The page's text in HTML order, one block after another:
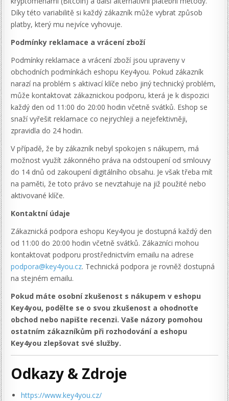
Díky této variabilitě si každý zákazník může vybrat způsob
platby, který mu nejvíce vyhovuje.
Podmínky reklamace a vrácení zboží
Podmínky reklamace a vrácení zboží jsou upraveny v
obchodních podmínkách eshopu Key4you. Pokud zákazník
narazí na problém s aktivací klíče nebo jiný technický problém,
může kontaktovat zákaznickou podporu, která je k dispozici
každý den od 11:00 do 20:00 hodin včetně svátků. Eshop se
snaží vyřešit reklamace co nejrychleji a nejefektivněji,
zpravidla do 24 hodin.
V případě, že by zákazník nebyl spokojen s nákupem, má
možnost využít zákonného práva na odstoupení od smlouvy
do 14 dnů od zakoupení digitálního obsahu. Je však třeba mít
na paměti, že toto právo se nevztahuje na již použité nebo
aktivované klíče.
Kontaktní údaje
Zákaznická podpora eshopu Key4you je dostupná každý den
od 11:00 do 20:00 hodin včetně svátků. Zákazníci mohou
kontaktovat podporu prostřednictvím emailu na adrese
podpora@key4you.cz. Technická podpora je rovněž dostupná
na stejném emailu.
Pokud máte osobní zkušenost s nákupem v eshopu
Key4you, podělte se o svou zkušenost a ohodnoťte
obchod nebo napište recenzi. Vaše názory pomohou
ostatním zákazníkům při rozhodování a eshopu
Key4you zlepšovat své služby.
Odkazy & Zdroje
https://www.key4you.cz/